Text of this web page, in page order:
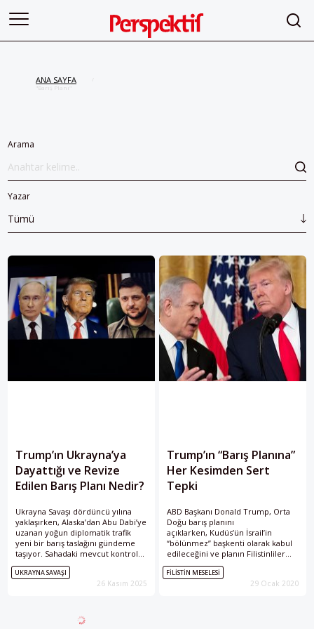
ANA SAYFA
"Barış Planı"
Arama
Yazar
Tümü
Trump’ın Ukrayna’ya
Dayattığı ve Revize
Edilen Barış Planı Nedir?
Ukrayna Savaşı dördüncü yılına
yaklaşırken, Alaska’dan Abu Dabi’ye
uzanan yoğun diplomatik trafik
yeni bir barış taslağını gündeme
taşıyor. Sahadaki mevcut kontrol
hatlarından NATO’nun geleceğine
uzanan bu başlıkların ardında
hangi temaslar ve hangi kırmızı
UKRAYNA SAVAŞI
26 Kasım 2025
Trump’ın “Barış Planına”
Her Kesimden Sert
Tepki
ABD Başkanı Donald Trump, Orta
Doğu barış planını
açıklarken, Kudüs’ün İsrail’in
“bölünmez” başkenti olarak kabul
edileceğini ve planın Filistinliler
için “son şans” olduğunu ifade etti.
Trump, İsrail Başbakanı Binyamin
Netanyahu ile Beyaz Saray’da
FILISTIN MESELESI
29 Ocak 2020